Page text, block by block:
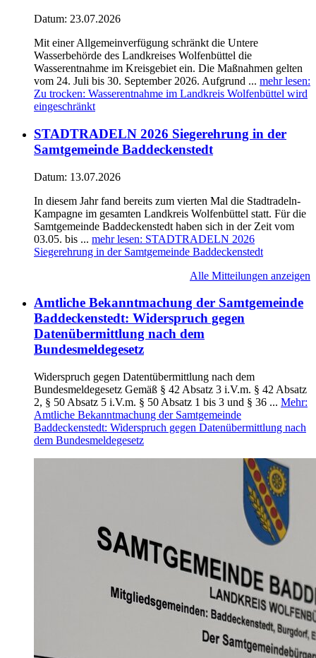
Datum: 23.07.2026
Mit einer Allgemeinverfügung schränkt die Untere
Wasserbehörde des Landkreises Wolfenbüttel die
Wasserentnahme im Kreisgebiet ein. Die Maßnahmen gelten
vom 24. Juli bis 30. September 2026. Aufgrund ... mehr lesen:
Zu trocken: Wasserentnahme im Landkreis Wolfenbüttel wird
eingeschränkt
STADTRADELN 2026 Siegerehrung in der
Samtgemeinde Baddeckenstedt
Datum: 13.07.2026
In diesem Jahr fand bereits zum vierten Mal die Stadtradeln-
Kampagne im gesamten Landkreis Wolfenbüttel statt. Für die
Samtgemeinde Baddeckenstedt haben sich in der Zeit vom
03.05. bis ... mehr lesen: STADTRADELN 2026
Siegerehrung in der Samtgemeinde Baddeckenstedt
Alle Mitteilungen anzeigen
Amtliche Bekanntmachung der Samtgemeinde
Baddeckenstedt: Widerspruch gegen
Datenübermittlung nach dem
Bundesmeldegesetz
Widerspruch gegen Datentübermittlung nach dem
Bundesmeldegesetz Gemäß § 42 Absatz 3 i.V.m. § 42 Absatz
2, § 50 Absatz 5 i.V.m. § 50 Absatz 1 bis 3 und § 36 ... Mehr:
Amtliche Bekanntmachung der Samtgemeinde
Baddeckenstedt: Widerspruch gegen Datenübermittlung nach
dem Bundesmeldegesetz